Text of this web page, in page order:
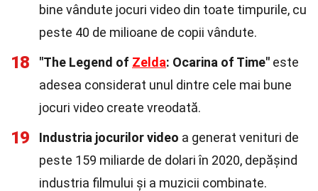
bine vândute jocuri video din toate timpurile, cu
peste 40 de milioane de copii vândute.
18 "The Legend of Zelda: Ocarina of Time" este
adesea considerat unul dintre cele mai bune
jocuri video create vreodată.
19 Industria jocurilor video a generat venituri de
peste 159 miliarde de dolari în 2020, depășind
industria filmului și a muzicii combinate.